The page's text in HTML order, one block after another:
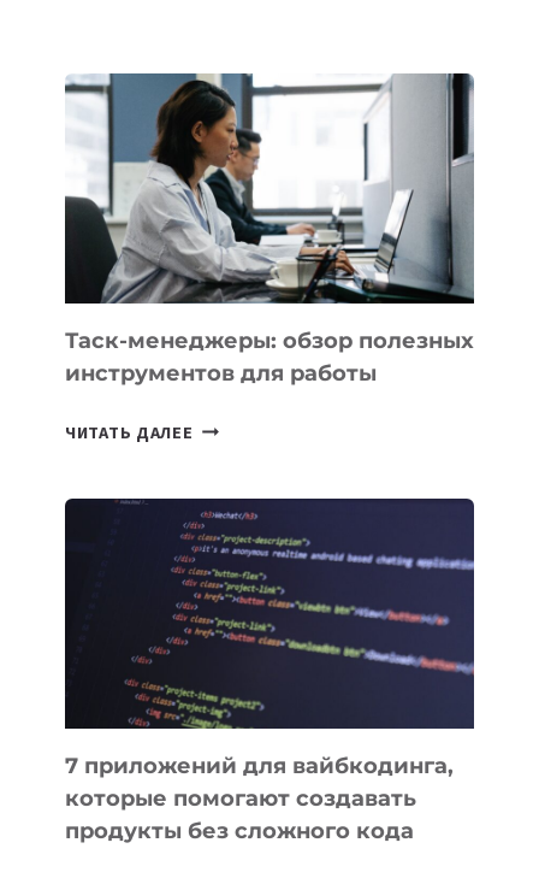
НОВЫЕ
ПРЕДМЕТЫ
ПО
ИСКУССТВЕННОМУ
ИНТЕЛЛЕКТУ
Таск-менеджеры: обзор полезных
инструментов для работы
ЧИТАТЬ ДАЛЕЕ ТАСК-
ПОЛЕЗНЫХ
ИНСТРУМЕНТОВ
ДЛЯ
РАБОТЫ
7 приложений для вайбкодинга,
которые помогают создавать
продукты без сложного кода